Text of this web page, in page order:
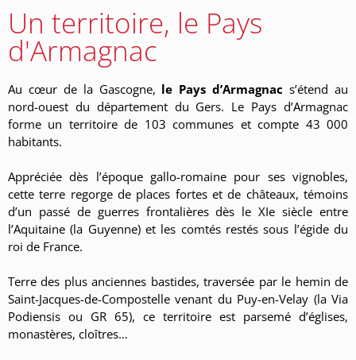
Un territoire, le Pays
d'Armagnac
Au cœur de la Gascogne, le Pays d’Armagnac s’étend au
nord-ouest du département du Gers. Le Pays d’Armagnac
forme un territoire de 103 communes et compte 43 000
habitants.
Appréciée dès l’époque gallo-romaine pour ses vignobles,
cette terre regorge de places fortes et de châteaux, témoins
d’un passé de guerres frontalières dès le XIe siècle entre
l’Aquitaine (la Guyenne) et les comtés restés sous l’égide du
roi de France.
Terre des plus anciennes bastides, traversée par le hemin de
Saint-Jacques-de-Compostelle venant du Puy-en-Velay (la Via
Podiensis ou GR 65), ce territoire est parsemé d’églises,
monastères, cloîtres…